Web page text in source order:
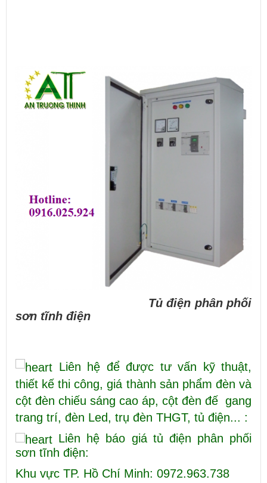
Tủ điện phân phối
sơn tĩnh điện
Liên hệ để được tư vấn kỹ thuật,
thiết kế thi công, giá thành sản phẩm đèn và
cột đèn chiếu sáng cao áp, cột đèn đế gang
trang trí, đèn Led, trụ đèn THGT, tủ điện... :
Liên hệ báo giá tủ điện phân phối
sơn tĩnh điện:
Khu vực TP. Hồ Chí Minh: 0972.963.738